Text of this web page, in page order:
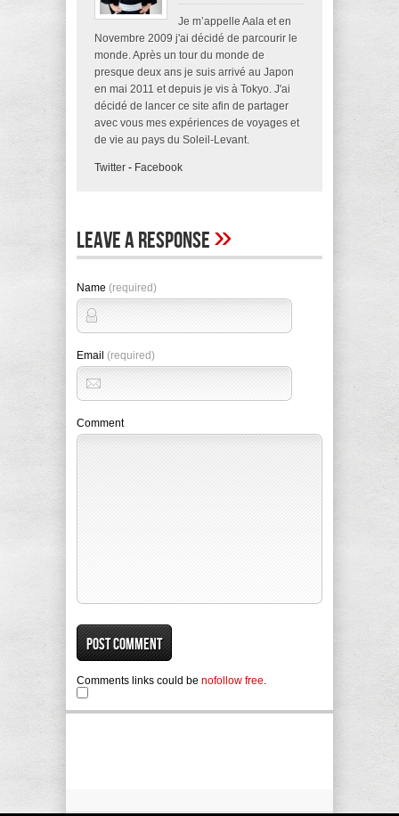
Je m’appelle Aala et en
Novembre 2009 j'ai décidé de parcourir le
monde. Après un tour du monde de
presque deux ans je suis arrivé au Japon
en mai 2011 et depuis je vis à Tokyo. J'ai
décidé de lancer ce site afin de partager
avec vous mes expériences de voyages et
de vie au pays du Soleil-Levant.
Twitter - Facebook
Leave A Response»
Name (required)
Email (required)
Comment
Comments links could be nofollow free.